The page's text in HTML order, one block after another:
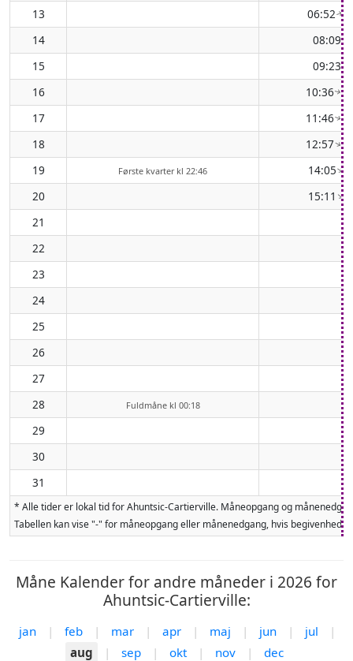
13 06:52↑
14 08:09↑
15 09:23↑
16 10:36↑(
17 11:46↑(
18 12:57↑(
19 Første kvarter kl 22:46 14:05↑
20 15:11↑
21
22
23
24
25
26
27
28
Fuldmåne kl 00:18
29
30
31
* Alle tider er lokal tid for Ahuntsic-Cartierville. Måneopgang og
Tabellen kan vise "-" for måneopgang eller månenedgang, hvis
Måne Kalender for andre måneder i 2026 for
Ahuntsic-Cartierville:
jan | feb | mar | apr | maj | jun | jul
|
aug
| sep | okt | nov | dec